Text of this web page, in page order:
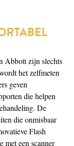
Abbott zijn slechts
het zelfmeten
geven
die helpen
De
die onmisbaar
Flash
met een scanner